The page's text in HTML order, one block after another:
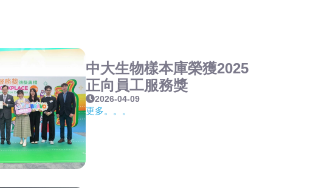
中大生物樣本庫榮獲2025
正向員工服務獎
2026-04-09
更多。。。